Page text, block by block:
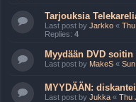
Tarjouksia
Last post by Jarkko «
Replies: 4
Myydään DVD soitin
Last post by MakeS «
MYYDÄÄN:
Last post by Jukka « Thu